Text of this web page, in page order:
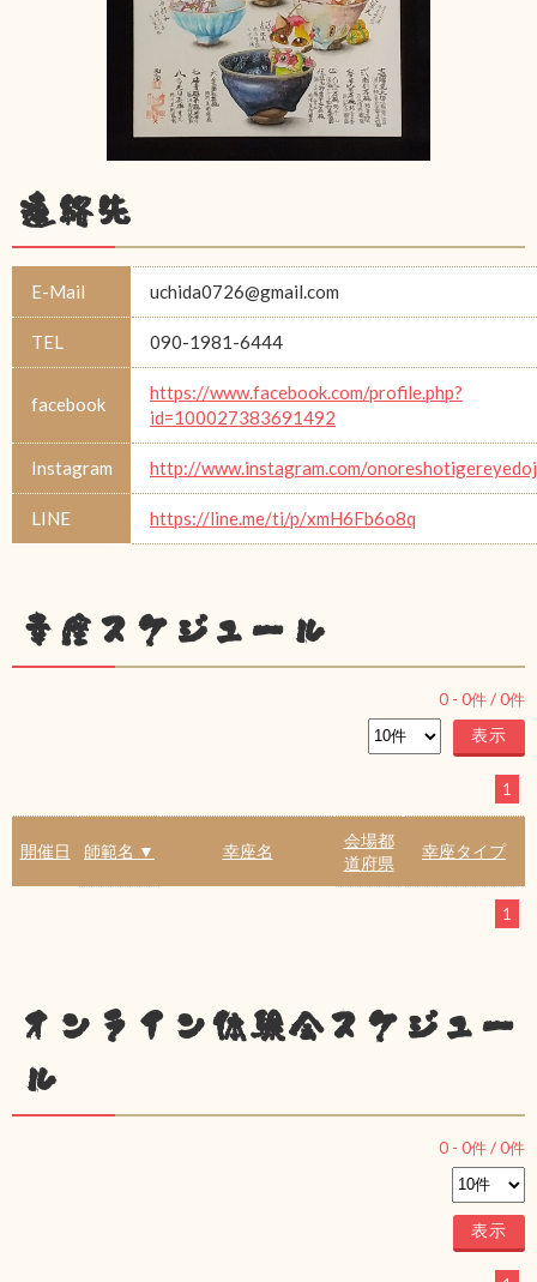
連絡先
E-Mail uchida0726@gmail.com
TEL 090-1981-6444
facebook
https://www.facebook.com/profile.php?
id=100027383691492
Instagram http://www.instagram.com/
LINE https://line.me/ti/p/xmH6Fb6o8q
幸座スケジュール
0 - 0件 /0件
1
開催日 師範名 ▼ 幸座名
会場都
道府県
幸座タイプ
1
オンライン体験会スケジュー
ル
0 - 0件 /0件